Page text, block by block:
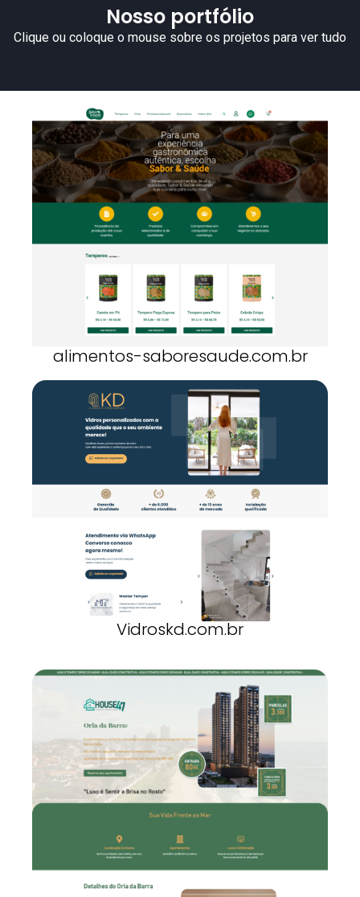
Nosso portfólio
Clique ou coloque o mouse sobre os projetos para ver tudo
alimentos-saboresaude.com.br
Vidroskd.com.br